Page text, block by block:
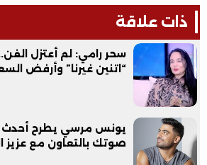
ذات علاقة
سحر رامي: لم أعتزل
“اتنين غيرنا” وأرفض
يونس مرسي يطرح أحدث
صوتك بالتعاون مع عزيز